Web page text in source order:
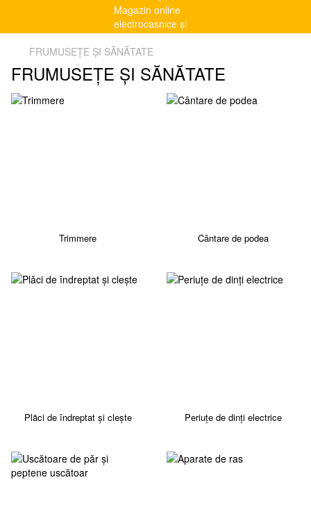
FRUMUSEȚE ȘI SĂNĂTATE
FRUMUSEȚE ȘI SĂNĂTATE
Trimmere Cântare de podea
Plăci de îndreptat și clește Periuțe de dinți electrice